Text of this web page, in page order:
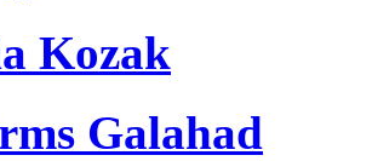
Kozak
Galahad